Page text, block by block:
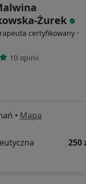
Żurek
certyfikowany ·
10 opinii
• Mapa
250